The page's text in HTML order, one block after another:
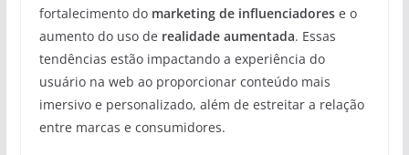
fortalecimento do marketing de influenciadorese o
aumento do uso de realidade aumentada. Essas
tendências estão impactando a experiência do
usuário na web ao proporcionar conteúdo mais
imersivo e personalizado, além de estreitar a relação
entre marcas e consumidores.